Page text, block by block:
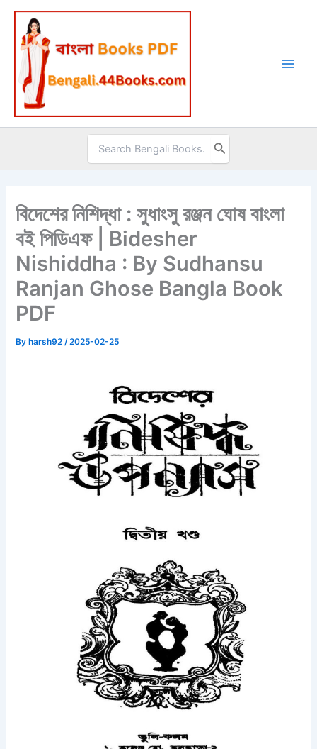
Skip
content
Search
for:
বিদেশের নিশিদ্ধা : সুধাংসু রঞ্জন ঘোষ বাংলা
বই পিডিএফ | Bidesher
Nishiddha : By Sudhansu
Ranjan Ghose Bangla Book
PDF
By harsh92/2025-02-25